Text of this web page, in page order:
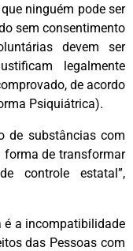
ninguém pode ser
sem consentimento
devem ser
legalmente
de acordo
Psiquiátrica).
de substâncias com
forma de transformar
controle estatal”,
é a incompatibilidade
das Pessoas com